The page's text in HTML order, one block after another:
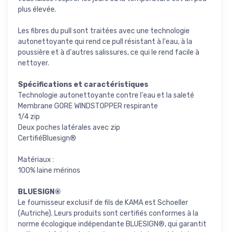
plus élevée.
Les fibres du pull sont traitées avec une technologie
autonettoyante qui rend ce pull résistant à l'eau, à la
poussière et à d'autres salissures, ce qui le rend facile à
nettoyer.
Spécifications et caractéristiques
Technologie autonettoyante contre l'eau et la saleté
Membrane GORE WINDSTOPPER respirante
1/4 zip
Deux poches latérales avec zip
CertifiéBluesign®
Matériaux :
100% laine mérinos
BLUESIGN®
Le fournisseur exclusif de fils de KAMA est Schoeller
(Autriche). Leurs produits sont certifiés conformes à la
norme écologique indépendante BLUESIGN®, qui garantit